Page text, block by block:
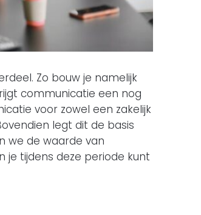
Zo bouw je namelijk
communicatie een nog
voor zowel een zakelijk
legt dit de basis
we de waarde van
tijdens deze periode kunt